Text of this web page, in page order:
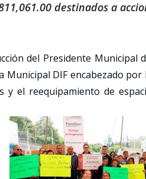
destinados a
del Presidente Municipal
Municipal DIF encabezado por
y el reequipamiento de